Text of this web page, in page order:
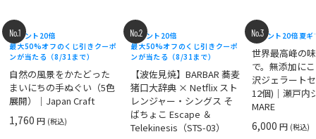
No.1
ポイント20倍
最大50%オフのくじ引きクーポ
ンが当たる（8/31まで）
自然の風景をかたどった
まいにちの手ぬぐい（5色
展開）｜Japan Craft
1,760円 (税込)
No.2
ポイント20倍
最大50%オフのくじ引きクーポ
ンが当たる（8/31まで）
【波佐見焼】BARBAR 蕎麦
猪口大辞典 × Netflix スト
レンジャー・シングス そ
ばちょこ Escape ＆
Telekinesis（STS-03）
No.3
ポイント20倍 夏
世界最高峰の
で。無添加に
沢ジェラート
12個)｜瀬戸内
MARE
6,000円 (税込)